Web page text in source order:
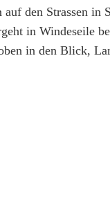
auf den Strassen
in Windeseile
in den Blick,